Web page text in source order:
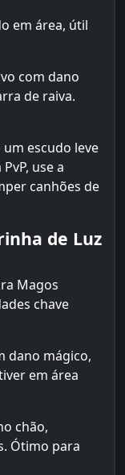
em área, útil
com dano
de raiva.
um escudo leve
use a
canhões de
de Luz
Magos
chave
dano mágico,
em área
chão,
Ótimo para